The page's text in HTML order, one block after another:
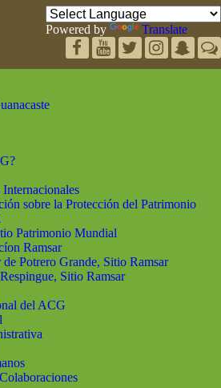
Powered by Translate
sobre la Protección del Patrimonio
Patrimonio Mundial
Ramsar
Potrero Grande, Sitio Ramsar
Sitio Ramsar
del ACG